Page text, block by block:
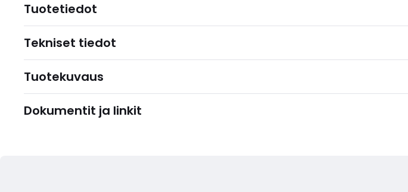
Tuotetiedot
Tekniset tiedot
Tuotekuvaus
Dokumentit ja linkit